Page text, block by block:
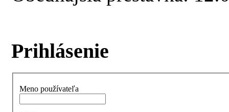
Prihlásenie
Meno používateľa